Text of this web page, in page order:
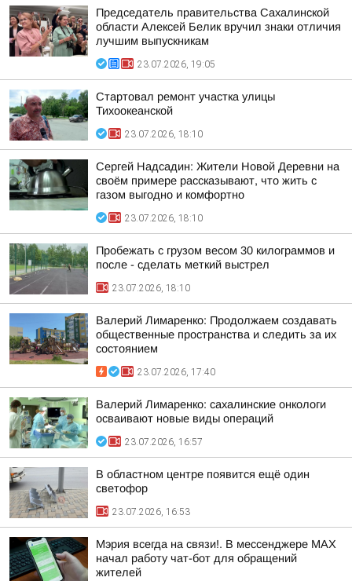
Председатель правительства Сахалинской
области Алексей Белик вручил знаки отличия
лучшим выпускникам
23.07.2026, 19:05
Стартовал ремонт участка улицы
Тихоокеанской
23.07.2026, 18:10
Сергей Надсадин: Жители Новой Деревни на
своём примере рассказывают, что жить с
газом выгодно и комфортно
23.07.2026, 18:10
Пробежать с грузом весом 30 килограммов и
после - сделать меткий выстрел
23.07.2026, 18:10
Валерий Лимаренко: Продолжаем создавать
общественные пространства и следить за их
состоянием
23.07.2026, 17:40
Валерий Лимаренко: сахалинские онкологи
осваивают новые виды операций
23.07.2026, 16:57
В областном центре появится ещё один
светофор
23.07.2026, 16:53
Мэрия всегда на связи!. В мессенджере МАХ
начал работу чат-бот для обращений
жителей